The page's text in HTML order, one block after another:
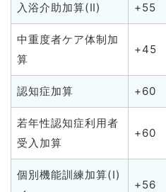
入浴介助加算(Ⅱ) +55
中重度者ケア体制加
算
+45
認知症加算 +60
若年性認知症利用者
受入加算
+60
個別機能訓練加算(Ⅰ)
+56